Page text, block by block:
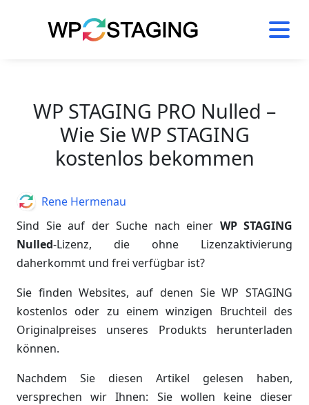
WP STAGING PRO Nulled –
Wie Sie WP STAGING
kostenlos bekommen
Sind Sie auf der Suche nach einer WP STAGING
Nulled-Lizenz, die ohne Lizenzaktivierung
daherkommt und frei verfügbar ist?
Sie finden Websites, auf denen Sie WP STAGING
kostenlos oder zu einem winzigen Bruchteil des
Originalpreises unseres Produkts herunterladen
können.
Nachdem Sie diesen Artikel gelesen haben,
versprechen wir Ihnen: Sie wollen keine dieser
AuthorRene Hermenau